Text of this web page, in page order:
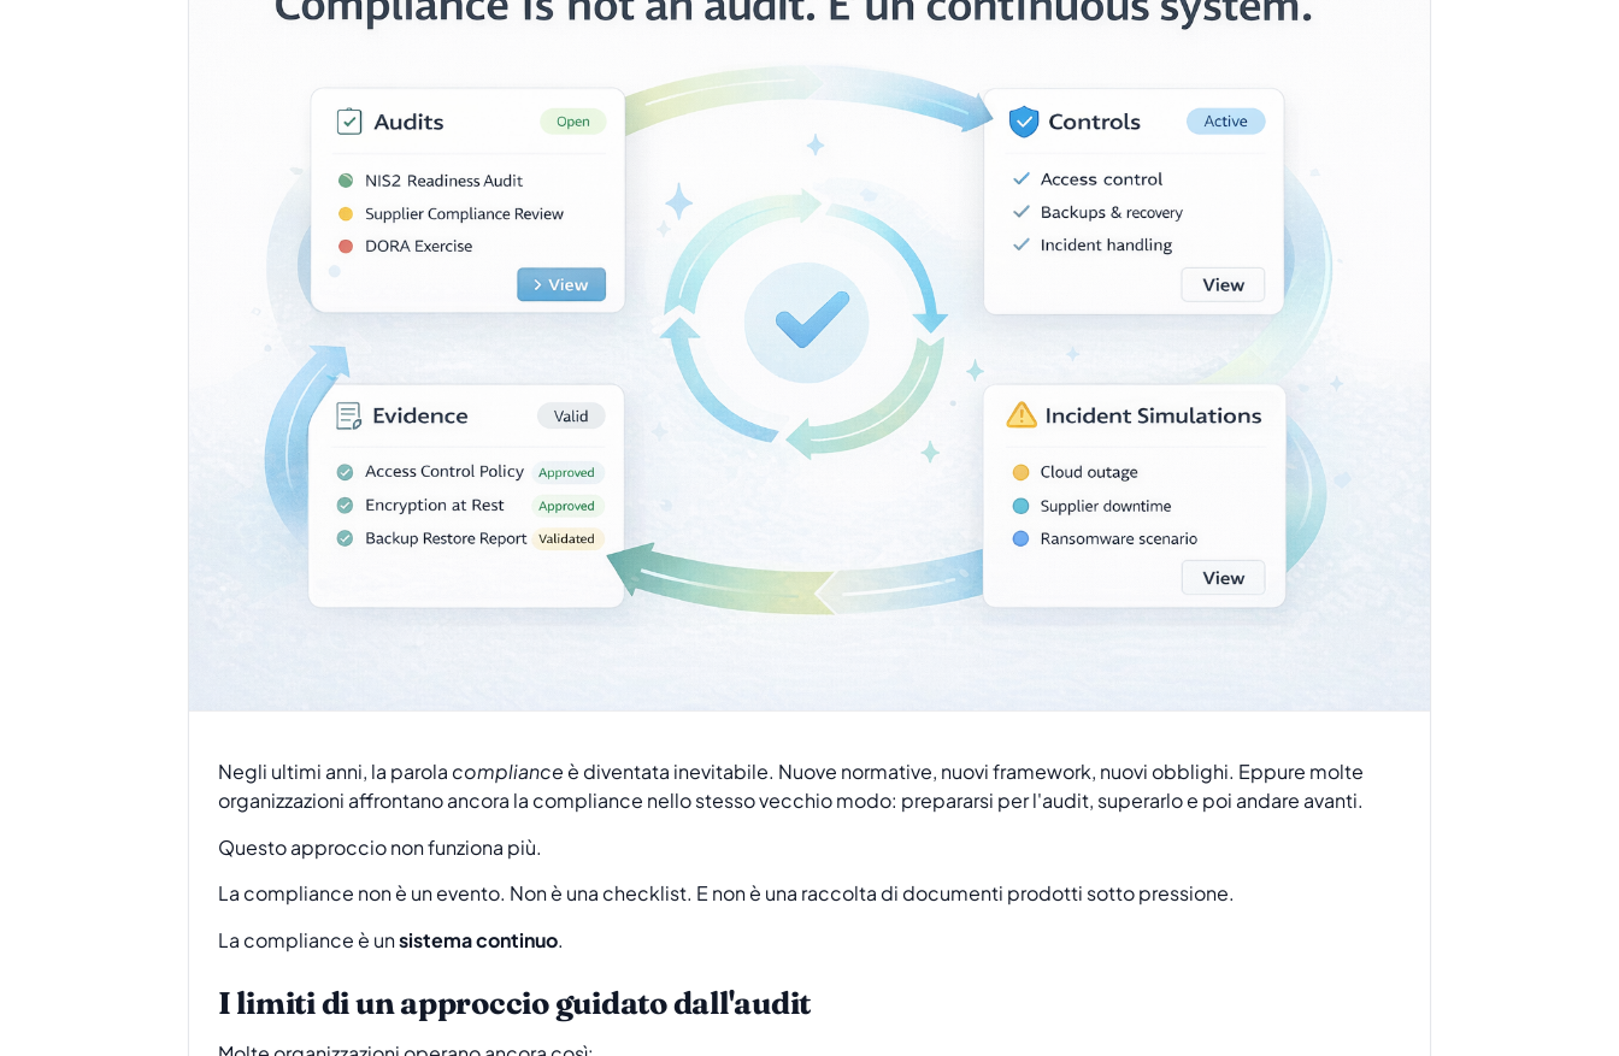
Negli ultimi anni, la parola compliance è diventata inevitabile. Nuove normative, nuovi framework, nuovi obblighi. Eppure molte
organizzazioni affrontano ancora la compliance nello stesso vecchio modo: prepararsi per l'audit, superarlo e poi andare avanti.
Questo approccio non funziona più.
La compliance non è un evento. Non è una checklist. E non è una raccolta di documenti prodotti sotto pressione.
La compliance è unsistema continuo.
I limiti di un approccio guidato dall'audit